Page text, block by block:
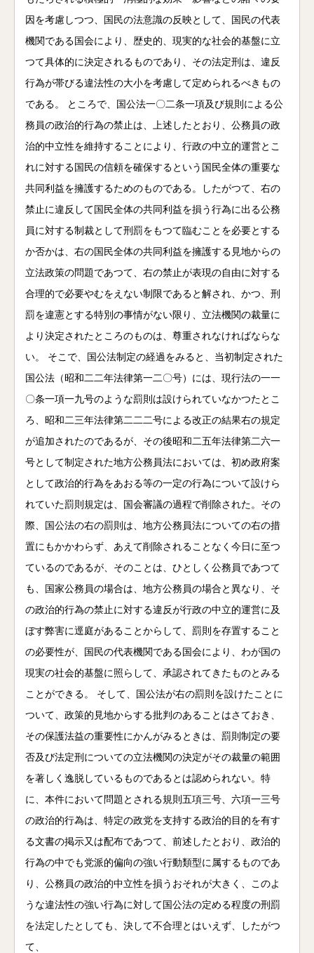
因を考慮しつつ、国民の法意識の反映として、国民の代表
機関である国会により、歴史的、現実的な社会的基盤に立
つて具体的に決定されるものであり、その法定刑は、違反
行為が帯びる違法性の大小を考慮して定められるべきもの
である。 ところで、国公法一〇二条一項及び規則による公
務員の政治的行為の禁止は、上述したとおり、公務員の政
治的中立性を維持することにより、行政の中立的運営とこ
れに対する国民の信頼を確保するという国民全体の重要な
共同利益を擁護するためのものである。したがつて、右の
禁止に違反して国民全体の共同利益を損う行為に出る公務
員に対する制裁として刑罰をもつて臨むことを必要とする
か否かは、右の国民全体の共同利益を擁護する見地からの
立法政策の問題であつて、右の禁止が表現の自由に対する
合理的で必要やむをえない制限であると解され、かつ、刑
罰を違憲とする特別の事情がない限り、立法機関の裁量に
より決定されたところのものは、尊重されなければならな
い。 そこで、国公法制定の経過をみると、当初制定された
国公法（昭和二二年法律第一二〇号）には、現行法の一一
〇条一項一九号のような罰則は設けられていなかつたとこ
ろ、昭和二三年法律第二二二号による改正の結果右の規定
が追加されたのであるが、その後昭和二五年法律第二六一
号として制定された地方公務員法においては、初め政府案
として政治的行為をあおる等の一定の行為について設けら
れていた罰則規定は、国会審議の過程で削除された。その
際、国公法の右の罰則は、地方公務員法についての右の措
置にもかかわらず、あえて削除されることなく今日に至つ
ているのであるが、そのことは、ひとしく公務員であつて
も、国家公務員の場合は、地方公務員の場合と異なり、そ
の政治的行為の禁止に対する違反が行政の中立的運営に及
ぼす弊害に逕庭があることからして、罰則を存置すること
の必要性が、国民の代表機関である国会により、わが国の
現実の社会的基盤に照らして、承認されてきたものとみる
ことができる。 そして、国公法が右の罰則を設けたことに
ついて、政策的見地からする批判のあることはさておき、
その保護法益の重要性にかんがみるときは、罰則制定の要
否及び法定刑についての立法機関の決定がその裁量の範囲
を著しく逸脱しているものであるとは認められない。特
に、本件において問題とされる規則五項三号、六項一三号
の政治的行為は、特定の政党を支持する政治的目的を有す
る文書の掲示又は配布であつて、前述したとおり、政治的
行為の中でも党派的偏向の強い行動類型に属するものであ
り、公務員の政治的中立性を損うおそれが大きく、このよ
うな違法性の強い行為に対して国公法の定める程度の刑罰
を法定したとしても、決して不合理とはいえず、したがつ
て、